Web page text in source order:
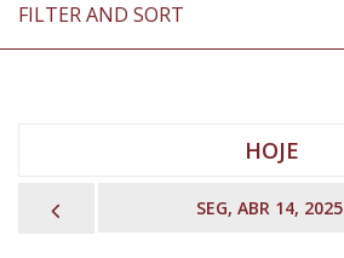
FILTER AND SORT
HOJE
SEG, ABR 14, 2025